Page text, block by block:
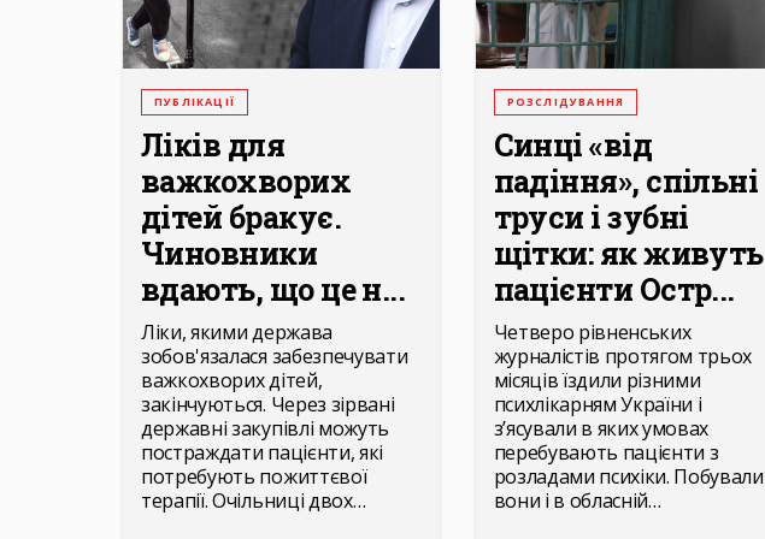
ПУБЛІКАЦІЇ
Ліків для
важкохворих
дітей бракує.
Чиновники
вдають, що це н...
Ліки, якими держава
зобов'язалася забезпечувати
важкохворих дітей,
закінчуються. Через зірвані
державні закупівлі можуть
постраждати пацієнти, які
потребують пожиттєвої
терапії. Очільниці двох…
РОЗСЛІДУВАННЯ
Синці «від
падіння», спільні
труси і зубні
щітки: як живуть
пацієнти Остр...
Четверо рівненських
журналістів протягом трьох
місяців їздили різними
психлікарням України і
з’ясували в яких умовах
перебувають пацієнти з
розладами психіки. Побували
вони і в обласній…